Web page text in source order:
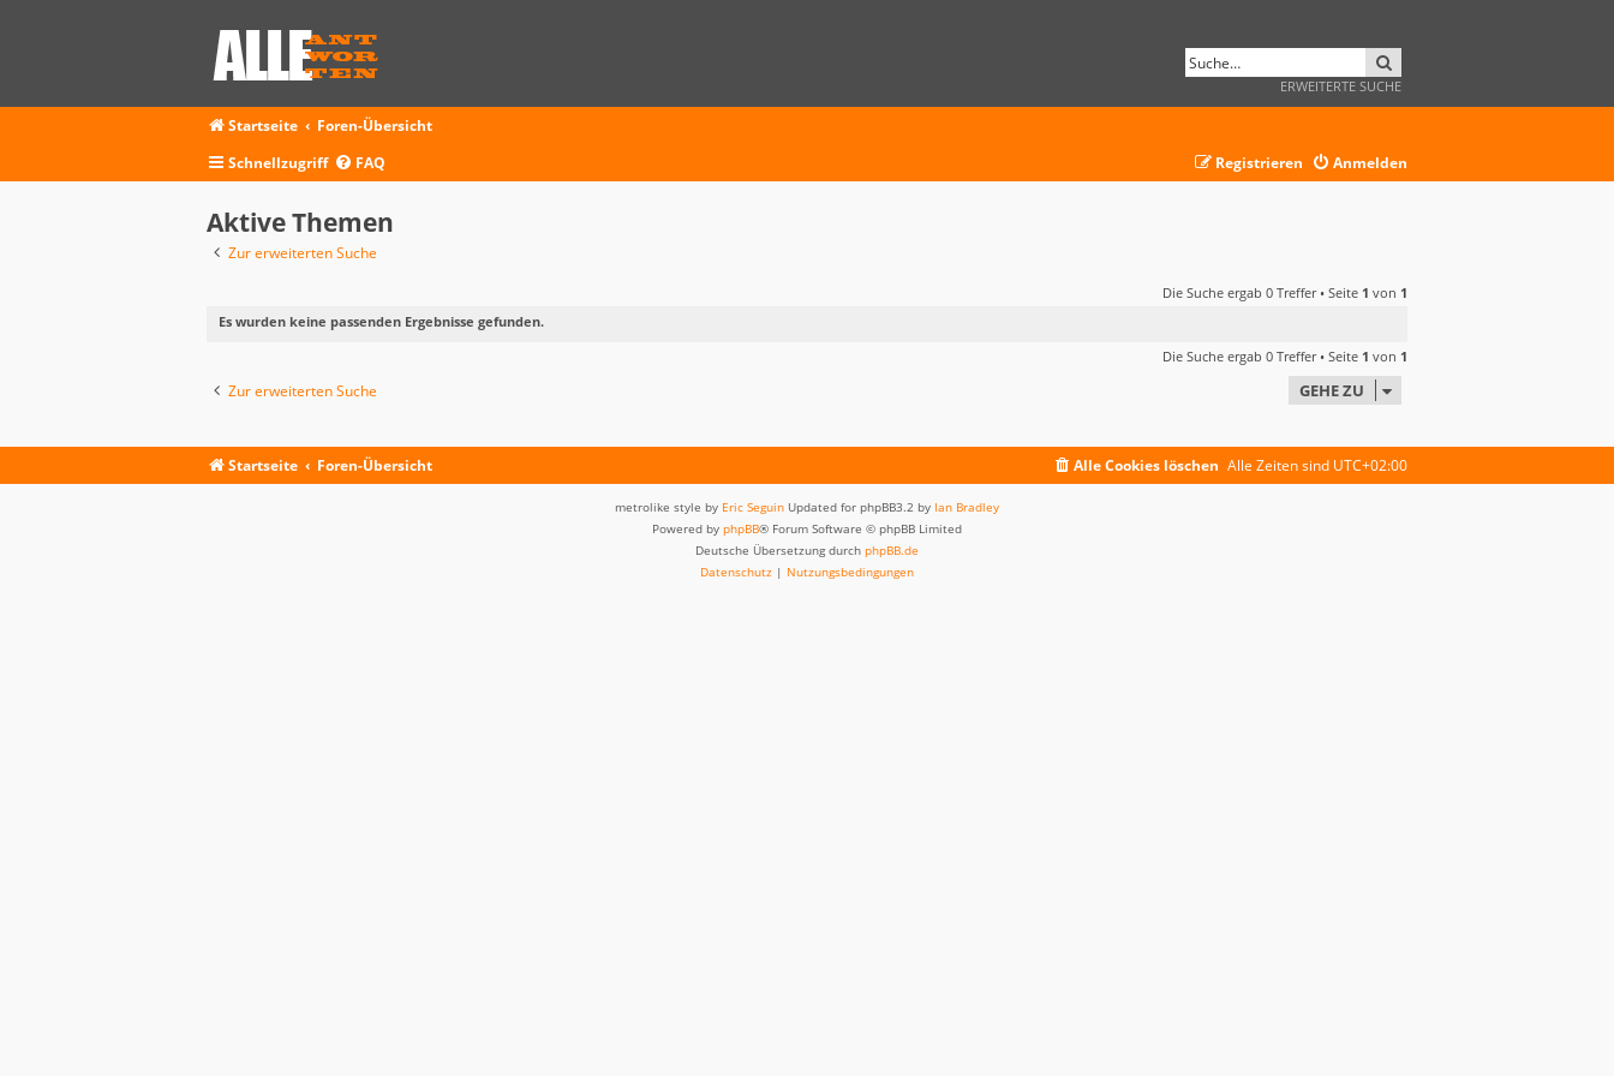
ERWEITERTE SUCHE
Startseite
Foren-Übersicht
Schnellzugriff
FAQ Anmelden
Registrieren
Aktive Themen
Zur erweiterten Suche
Die Suche ergab 0 Treffer • Seite 1 von 1
Es wurden keine passenden Ergebnisse gefunden.
Die Suche ergab 0 Treffer • Seite 1 von 1
Zur erweiterten Suche GEHE ZU
Startseite Foren-Übersicht Alle Zeiten sind UTC+02:00
Alle Cookies löschen
metrolike style by Eric Seguin Updated for phpBB3.2 by Ian Bradley
Powered by phpBB® Forum Software © phpBB Limited
Deutsche Übersetzung durch phpBB.de
Datenschutz | Nutzungsbedingungen